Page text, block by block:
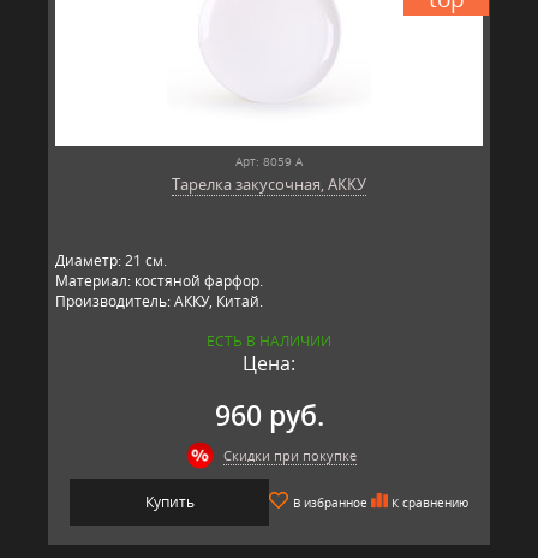
Арт: 8059 А
Тарелка закусочная, АККУ
Диаметр: 21 см.
Материал: костяной фарфор.
Производитель: АККУ, Китай.
ЕСТЬ В НАЛИЧИИ
Цена:
960 руб.
Скидки при покупке
Купить В избранное К сравнению